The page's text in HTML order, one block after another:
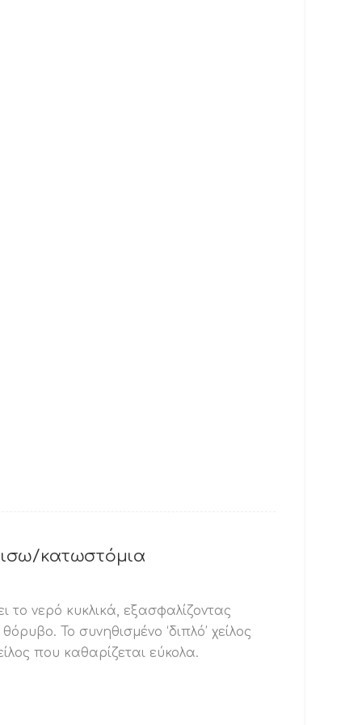
κατωστόμια
το νερό κυκλικά, εξασφαλίζοντας
Το συνηθισμένο ‘διπλό’ χείλος
που καθαρίζεται εύκολα.